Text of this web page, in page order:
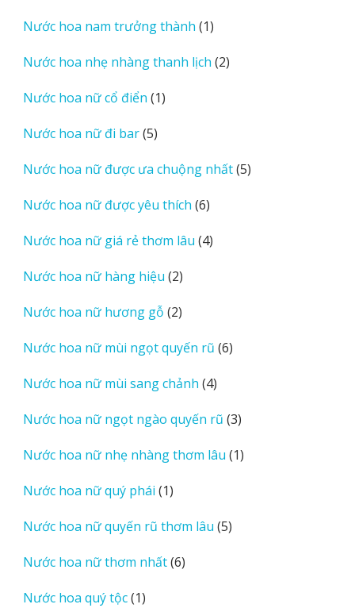
phẩm
Nước hoa nam trưởng thành 11
phẩm
Nước hoa nhẹ nhàng thanh lịch 22
Nước hoa nữ cổ điển 11
Nước hoa nữ đi bar 55
phẩm
Nước hoa nữ được ưa chuộng nhất 55
Nước hoa nữ được yêu thích 66
phẩm
Nước hoa nữ giá rẻ thơm lâu 44
Nước hoa nữ hàng hiệu 22
phẩm
Nước hoa nữ hương gỗ 22
phẩm
Nước hoa nữ mùi ngọt quyến rũ 66
Nước hoa nữ mùi sang chảnh 44
phẩm
Nước hoa nữ ngọt ngào quyến rũ 33
phẩm
Nước hoa nữ nhẹ nhàng thơm lâu 11
Nước hoa nữ quý phái 11
phẩm
Nước hoa nữ quyến rũ thơm lâu 55
Nước hoa nữ thơm nhất 66
Nước hoa quý tộc 11